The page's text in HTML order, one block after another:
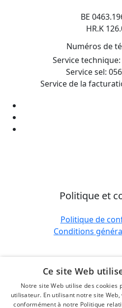
BE
HR.K
Numéros de
Service technique:
Service sel:
Service de la
Politique et
Politique de
Conditions
Ce site Web
Notre site Web utilise des cookies
utilisateur. En utilisant notre site
conformément à notre Politique